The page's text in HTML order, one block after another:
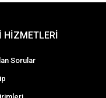
HİZMETLERİ
Sorular